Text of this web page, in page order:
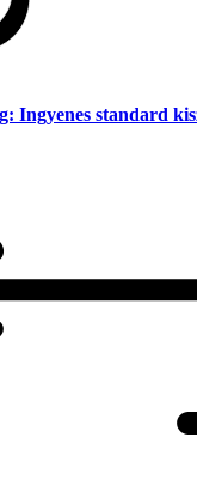
Ingyenes standard